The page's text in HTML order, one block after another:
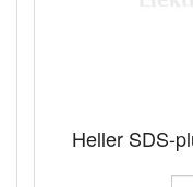
Heller SDS-